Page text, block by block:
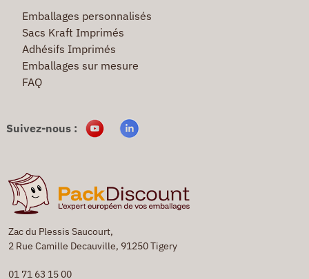
Zac du Plessis Saucourt,
2 Rue Camille Decauville, 91250 Tigery
01 71 63 15 00
Emballages personnalisés
Sacs Kraft Imprimés
Adhésifs Imprimés
Emballages sur mesure
FAQ
Suivez-nous :